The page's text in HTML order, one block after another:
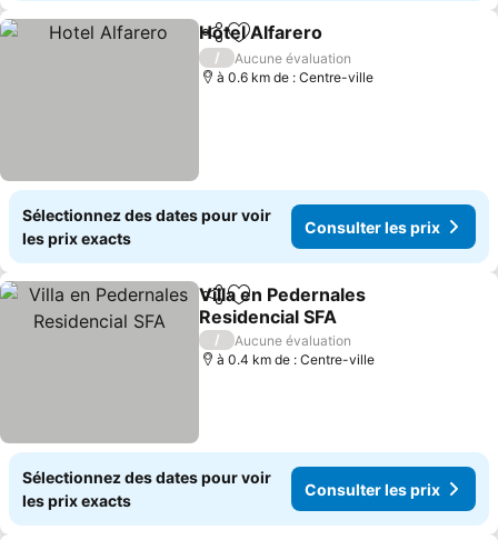
PartagerAjouter à mes favoris
Hotel Alfarero
/
Aucune évaluation
à 0.6 km de : Centre-ville
Sélectionnez des dates pour voir
les prix exacts
Consulter les prix
PartagerAjouter à mes favoris
Villa en Pedernales
Residencial SFA
Consulter les prix
/
Aucune évaluation
à 0.4 km de : Centre-ville
Sélectionnez des dates pour voir
les prix exacts
Consulter les prix